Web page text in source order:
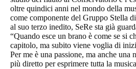
oltre quindici anni nel mondo della
come componente del Gruppo Stella
al suo terzo inedito, SeRe sta già
“Quando esce un brano è come se si
capitolo, ma subito viene voglia di
Per me è una passione, ma anche una
più diretto per esprimere tutta la